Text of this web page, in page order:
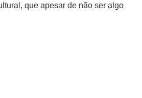
que apesar de não ser algo